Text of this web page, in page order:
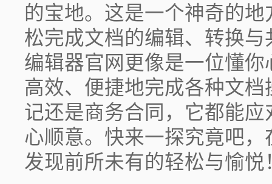
的宝地。这是一个神奇的
松完成文档的编辑、转换
编辑器官网更像是一位懂
高效、便捷地完成各种文
记还是商务合同，它都能
心顺意。快来一探究竟吧
发现前所未有的轻松与愉悦